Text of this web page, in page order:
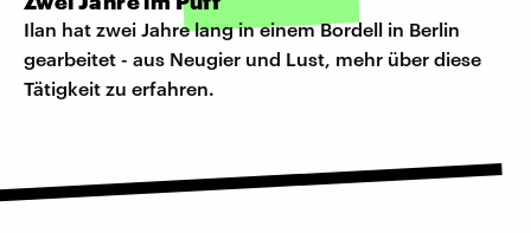
Ilan hat zwei Jahre lang in einem Bordell in Berlin
gearbeitet - aus Neugier und Lust, mehr über diese
Tätigkeit zu erfahren.